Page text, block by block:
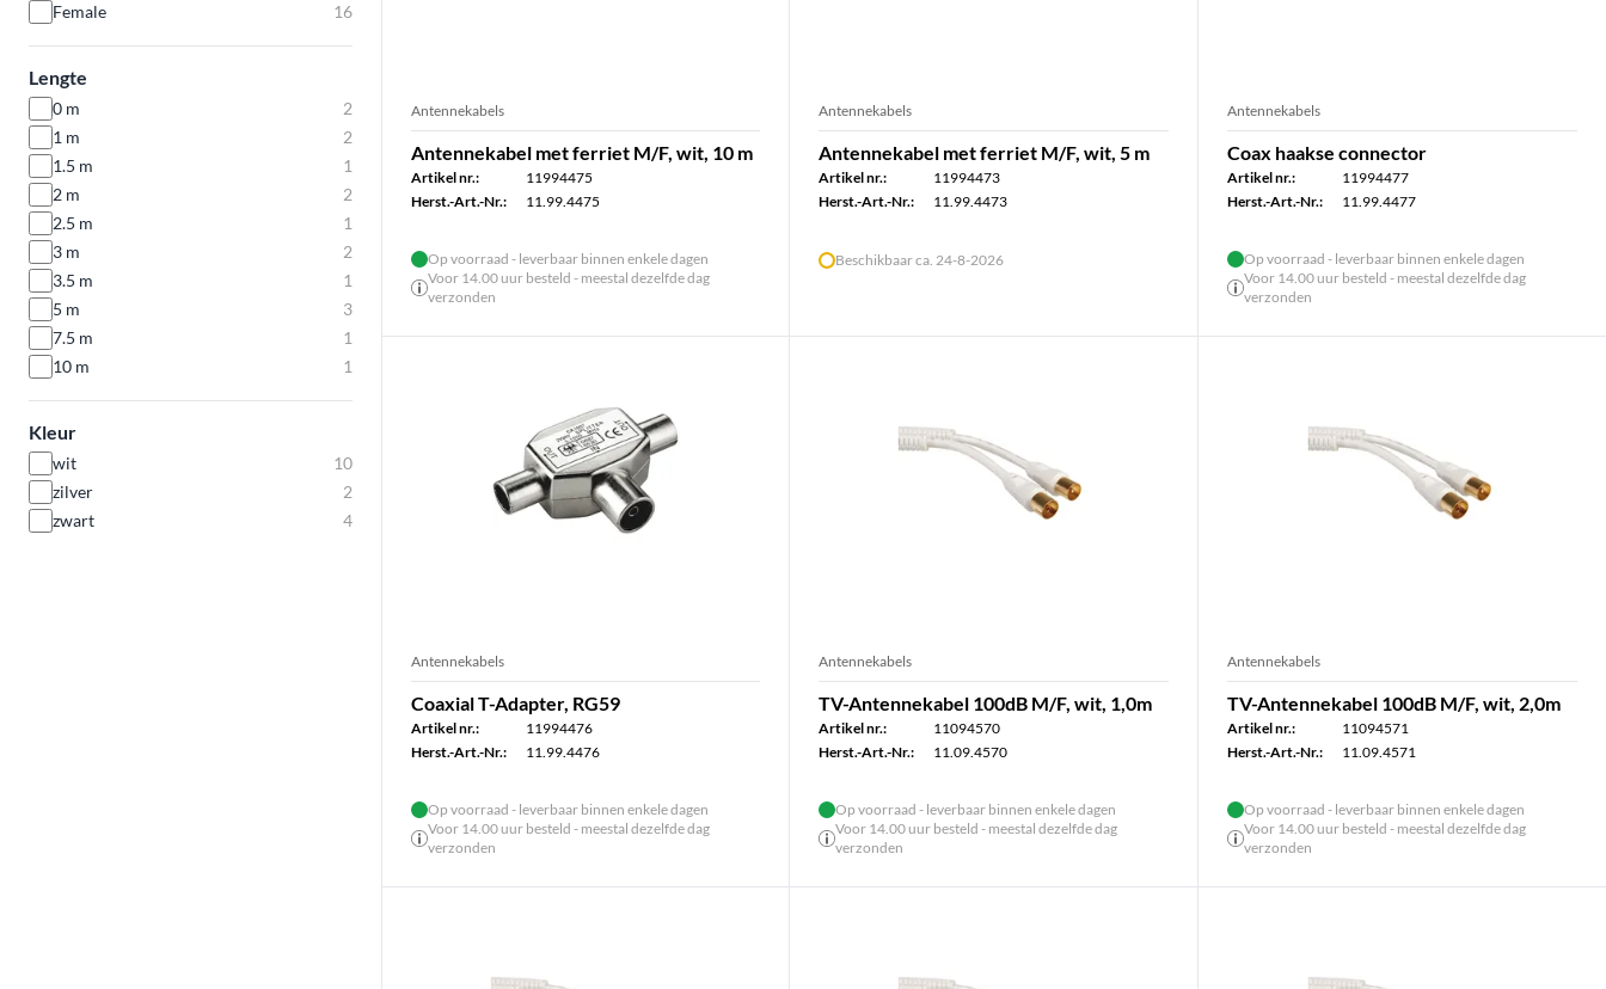
Female 16
Lengte
0 m
2
1 m
2
1.5 m
1
2 m
2
2.5 m
1
3 m
2
3.5 m
1
5 m
3
7.5 m
1
10 m
1
Kleur
wit
10
zilver
2
zwart
4
Antennekabels
Antennekabel met ferriet M/F, wit, 10 m
Artikel nr.:
11994475
Herst.-Art.-Nr.:
11.99.4475
Op voorraad - leverbaar binnen enkele dagen
Voor 14.00 uur besteld - meestal dezelfde dag
verzonden
Antennekabels
Antennekabel met ferriet M/F, wit, 5 m
Artikel nr.:
11994473
Herst.-Art.-Nr.:
11.99.4473
Beschikbaar ca. 24-8-2026
Antennekabels
Coax haakse connector
Artikel nr.:
11994477
Herst.-Art.-Nr.:
11.99.4477
Op voorraad - leverbaar binnen enkele dagen
Voor 14.00 uur besteld - meestal dezelfde dag
verzonden
Antennekabels
Coaxial T-Adapter, RG59
Artikel nr.:
11994476
Herst.-Art.-Nr.:
11.99.4476
Op voorraad - leverbaar binnen enkele dagen
Voor 14.00 uur besteld - meestal dezelfde dag
verzonden
Antennekabels
TV-Antennekabel 100dB M/F, wit, 1,0m
Artikel nr.:
11094570
Herst.-Art.-Nr.:
11.09.4570
Op voorraad - leverbaar binnen enkele dagen
Voor 14.00 uur besteld - meestal dezelfde dag
verzonden
Antennekabels
TV-Antennekabel 100dB M/F, wit, 2,0m
Artikel nr.:
11094571
Herst.-Art.-Nr.:
11.09.4571
Op voorraad - leverbaar binnen enkele dagen
Voor 14.00 uur besteld - meestal dezelfde dag
verzonden